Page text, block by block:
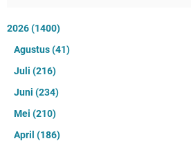
2026(1400)
Agustus(41)
Juli (216)
Juni (234)
Mei (210)
April (186)